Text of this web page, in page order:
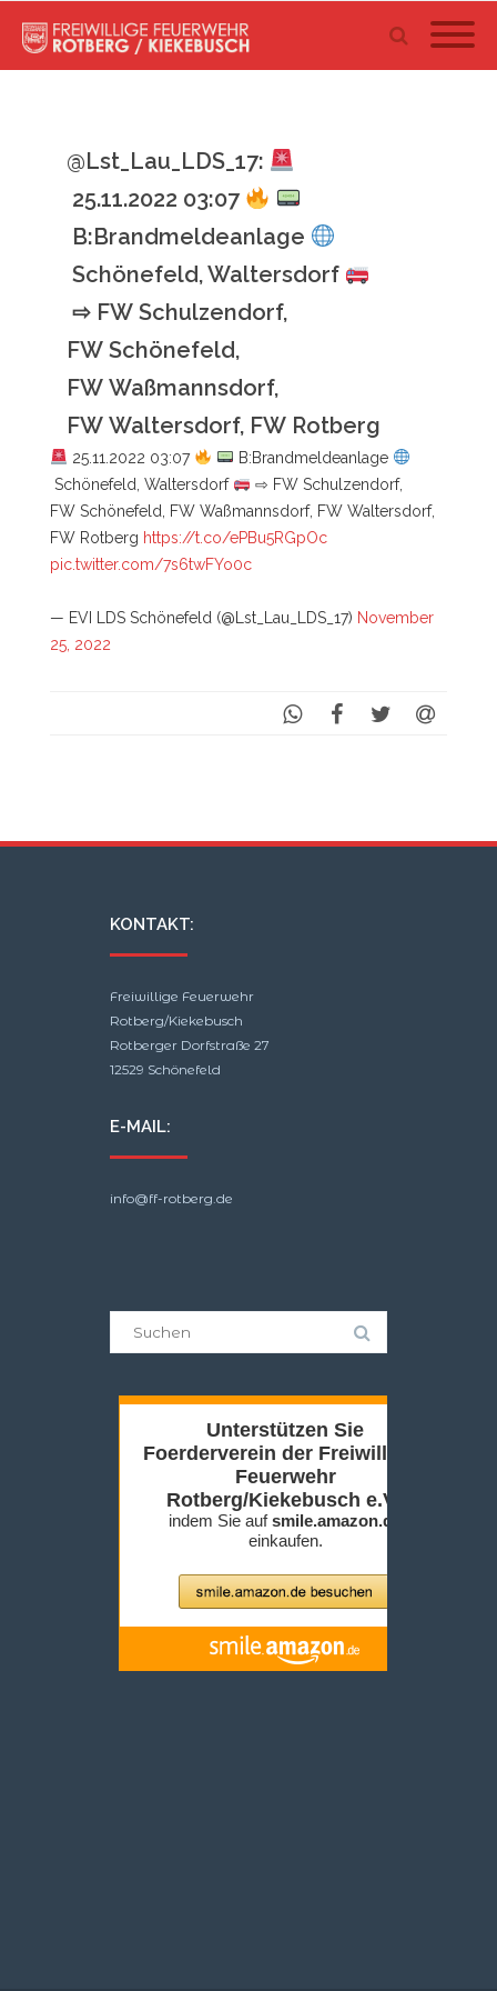
@Lst_Lau_LDS_17:
25.11.2022 03:07
B:Brandmeldeanlage
Schönefeld, Waltersdorf
⇨ FW Schulzendorf,
FW Schönefeld,
FW Waßmannsdorf,
FW Waltersdorf, FW Rotberg
25.11.2022 03:07
B:Brandmeldeanlage
Schönefeld, Waltersdorf
⇨ FW Schulzendorf,
FW Schönefeld, FW Waßmannsdorf, FW Waltersdorf,
FW Rotberg https://t.co/ePBu5RGpOc
pic.twitter.com/7s6twFYo0c
— EVI LDS Schönefeld (@Lst_Lau_LDS_17) November
25, 2022
KONTAKT:
Freiwillige Feuerwehr
Rotberg/Kiekebusch
Rotberger Dorfstraße 27
12529 Schönefeld
E-MAIL:
info@ff-rotberg.de